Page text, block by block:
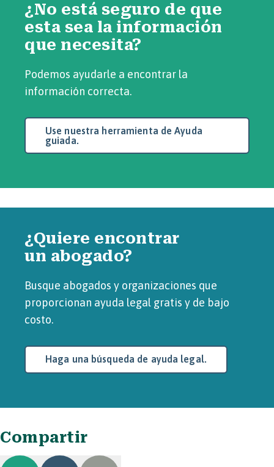
¿No está seguro de que
esta sea la información
que necesita?
Podemos ayudarle a encontrar la
información correcta.
Use nuestra herramienta de Ayuda
guiada.
¿Quiere encontrar
un abogado?
Busque abogados y organizaciones que
proporcionan ayuda legal gratis y de bajo
costo.
Haga una búsqueda de ayuda legal.
Compartir